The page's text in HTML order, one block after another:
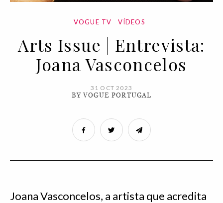
VOGUE TV VÍDEOS
Arts Issue | Entrevista:
Joana Vasconcelos
31 OCT 2023
BY VOGUE PORTUGAL
Joana Vasconcelos, a artista que acredita